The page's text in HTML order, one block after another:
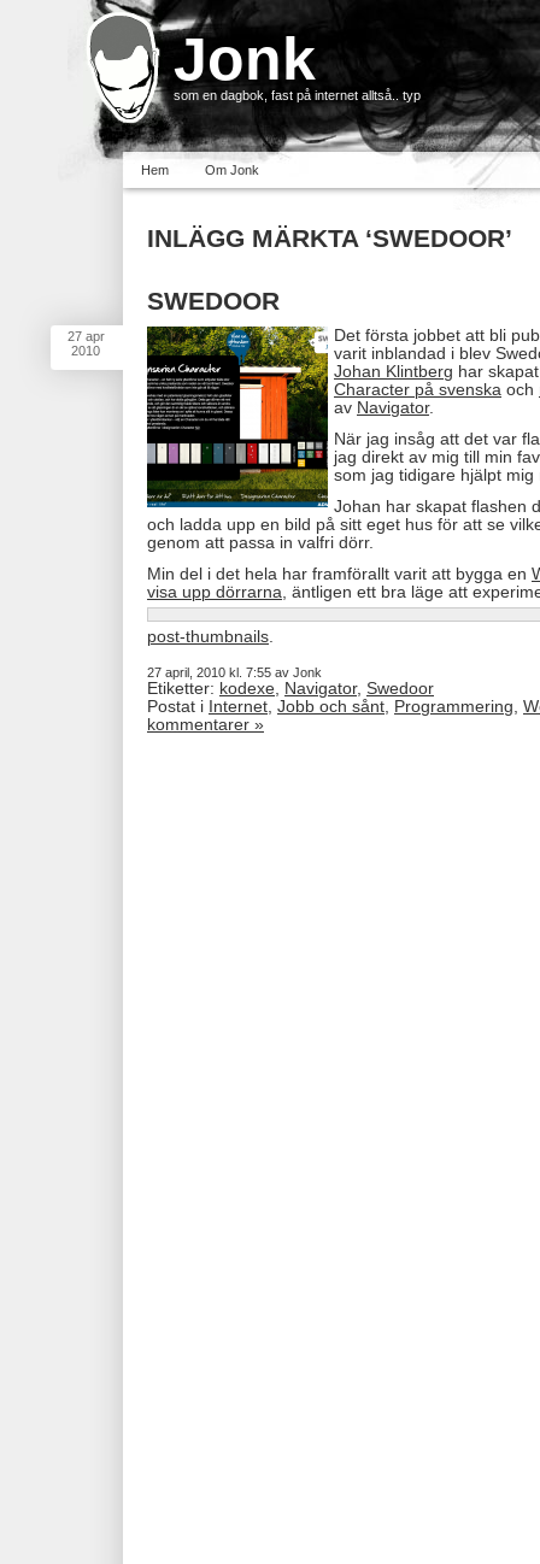
Jonk
som en dagbok, fast på internet alltså.. typ
Hem Om Jonk
INLÄGG MÄRKTA ‘SWEDOOR’
27 apr
2010
SWEDOOR
Det första jobbet att bli
varit inblandad i blev
Johan Klintberg har
Character på svenska och
av Navigator.
När jag insåg att det var
jag direkt av mig till min
som jag tidigare hjälpt
Johan har skapat flashen
och ladda upp en bild på sitt eget hus för att se
genom att passa in valfri dörr.
Min del i det hela har framförallt varit att bygga en
visa upp dörrarna, äntligen ett bra läge att
post-thumbnails.
27 april, 2010 kl. 7:55 av Jonk
Etiketter: kodexe, Navigator, Swedoor
Postat i Internet, Jobb och sånt, Programmering,
kommentarer »